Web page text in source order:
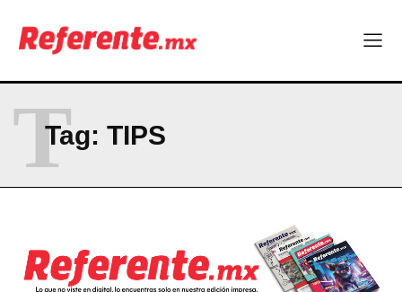
Tag: TIPS
T